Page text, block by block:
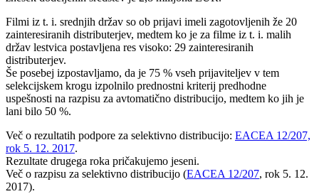
Filmi iz t. i. srednjih držav so ob prijavi imeli zagotovljenih že 20
zainteresiranih distributerjev, medtem ko je za filme iz t. i. malih
držav lestvica postavljena res visoko: 29 zainteresiranih
distributerjev.
Še posebej izpostavljamo, da je 75 % vseh prijaviteljev v tem
selekcijskem krogu izpolnilo prednostni kriterij predhodne
uspešnosti na razpisu za avtomatično distribucijo, medtem ko jih je
lani bilo 50 %.
Več o rezultatih podpore za selektivno distribucijo: EACEA 12/207,
rok 5. 12. 2017.
Rezultate drugega roka pričakujemo jeseni.
Več o razpisu za selektivno distribucijo (EACEA 12/207, rok 5. 12.
2017).